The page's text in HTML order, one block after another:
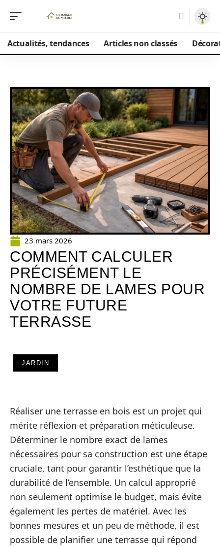
Actualités, tendances Articles non classés
23 mars 2026
COMMENT CALCULER
PRÉCISÉMENT LE
NOMBRE DE LAMES POUR
VOTRE FUTURE
TERRASSE
JARDIN
Réaliser une terrasse en bois est un projet qui
mérite réflexion et préparation méticuleuse.
Déterminer le nombre exact de lames
nécessaires pour sa construction est une étape
cruciale, tant pour garantir l’esthétique que la
durabilité de l’ensemble. Un calcul approprié
non seulement optimise le budget, mais évite
également les pertes de matériel. Avec les
bonnes mesures et un peu de méthode, il est
possible de planifier une terrasse qui répond